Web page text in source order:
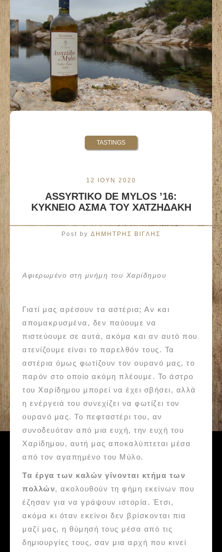
TASTINGS
12 ΙΟΥΝ 2020
ASSYRTIKO DE MYLOS ’16:
ΚΥΚΝΕΙΟ ΑΣΜΑ ΤΟΥ ΧΑΤΖΗΔΑΚΗ
Post by ΔΗΜΗΤΡΗΣ ΒΙΓΛΗΣ
Αφιερωμένο στη μνήμη του Χαρίδημου
Γιατί μας αρέσουν τα αστέρια; Αν και
απομακρυσμένα, δεν παύουμε να
πιστεύουμε σε αυτά, ακόμα και αν αυτό που
ατενίζουμε είναι το παρελθόν τους. Τα
αστέρια όμως φωτίζουν τον ουρανό μας, το
παρόν στο οποίο ακόμη πλέουμε. Το άστρο
του Χαρίδημου μπορεί να έχει σβήσει, αλλά
η ενέργειά του συνεχίζει να φωτίζει τον
ουρανό μας. Το πεφταστέρι του, αν
συνοδευόταν από μια ευχή, την ευχή του
Χαρίδημου, αυτή μας αποκαλύπτεται μέσα
από τον αγαπημένο του Μύλο.
Τα έργα των καλών γίνονται κτήμα των
πολλών, ακολουθούν τη φήμη εκείνων που
έζησαν για να γράψουν ιστορία. Έτσι,
ακόμα κι όταν εκείνοι δεν βρίσκονται πια
μαζί μας, η θύμησή τους μέσα από τις
δημιουργίες τους, σαν μια αρχή που κινεί